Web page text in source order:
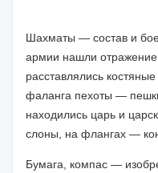
Шахматы — состав и
армии нашли отражение
расставлялись
фаланга пехоты —
находились царь и
слоны, на флангах —
Бумага, компас —